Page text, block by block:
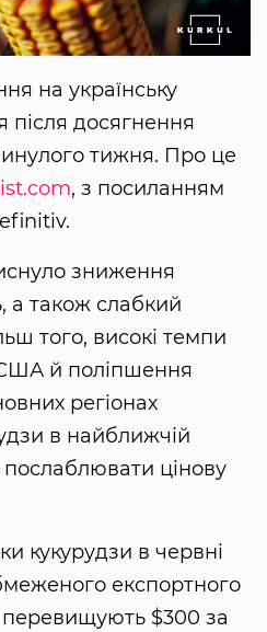
на українську
після досягнення
тижня. Про це
, з посиланням
зниження
а також слабкий
того, високі темпи
США й поліпшення
регіонах
в найближчій
цінову
кукурудзи в червні
експортного
перевищують $300 за